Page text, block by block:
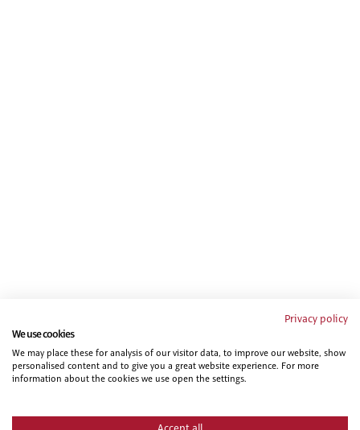
Privacy policy
We use cookies
We may place these for analysis of our visitor data, to improve our website, show
personalised content and to give you a great website experience. For more
information about the cookies we use open the settings.